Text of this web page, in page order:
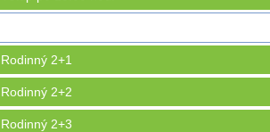
Rodinný 2+1
Rodinný 2+2
Rodinný 2+3